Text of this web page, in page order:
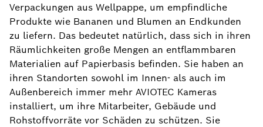
Verpackungen aus Wellpappe, um empfindliche
Produkte wie Bananen und Blumen an Endkunden
zu liefern. Das bedeutet natürlich, dass sich in ihren
Räumlichkeiten große Mengen an entflammbaren
Materialien auf Papierbasis befinden. Sie haben an
ihren Standorten sowohl im Innen- als auch im
Außenbereich immer mehr AVIOTEC Kameras
installiert, um ihre Mitarbeiter, Gebäude und
Rohstoffvorräte vor Schäden zu schützen. Sie